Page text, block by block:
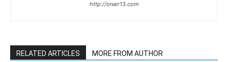
http://onair13.com
RELATED ARTICLES MORE FROM AUTHOR